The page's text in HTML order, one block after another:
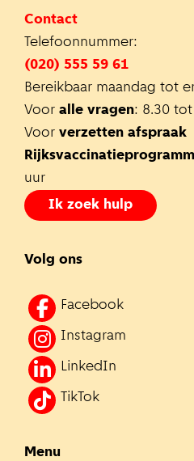
Contact
Telefoonnummer:
(020) 555 59 61
Bereikbaar maandag tot
Voor alle vragen: 8.30
Voor verzetten afspraak
uur
Ik zoek hulp
Volg ons
Facebook
Instagram
LinkedIn
TikTok
Menu